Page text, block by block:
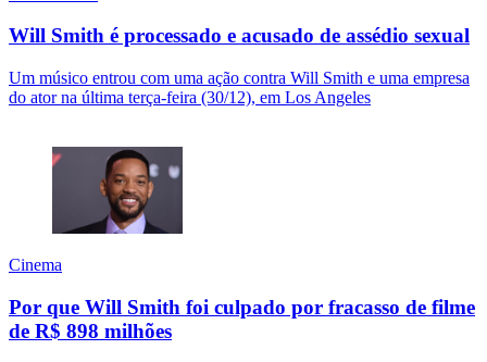
Will Smith é processado e acusado de assédio sexual
Um músico entrou com uma ação contra Will Smith e uma empresa
do ator na última terça-feira (30/12), em Los Angeles
Cinema
Por que Will Smith foi culpado por fracasso de filme
de R$ 898 milhões